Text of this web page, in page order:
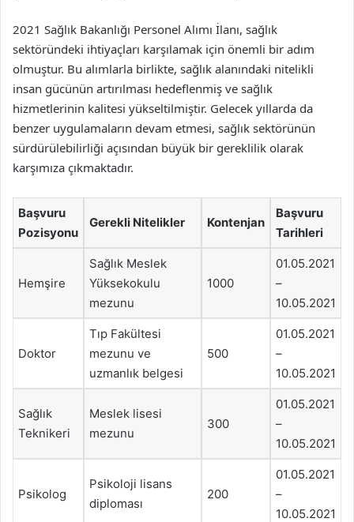
2021 Sağlık Bakanlığı Personel Alımı İlanı, sağlık
sektöründeki ihtiyaçları karşılamak için önemli bir adım
olmuştur. Bu alımlarla birlikte, sağlık alanındaki nitelikli
insan gücünün artırılması hedeflenmiş ve sağlık
hizmetlerinin kalitesi yükseltilmiştir. Gelecek yıllarda da
benzer uygulamaların devam etmesi, sağlık sektörünün
sürdürülebilirliği açısından büyük bir gereklilik olarak
karşımıza çıkmaktadır.
Başvuru
Pozisyonu
Gerekli Nitelikler Kontenjan
Başvuru
Tarihleri
Hemşire
Sağlık Meslek
Yüksekokulu
mezunu
1000
01.05.2021
–
10.05.2021
Doktor
Tıp Fakültesi
mezunu ve
uzmanlık belgesi
500
01.05.2021
–
10.05.2021
Sağlık
Teknikeri
Meslek lisesi
mezunu
300
01.05.2021
–
10.05.2021
Psikolog
Psikoloji lisans
diploması
200
01.05.2021
–
10.05.2021